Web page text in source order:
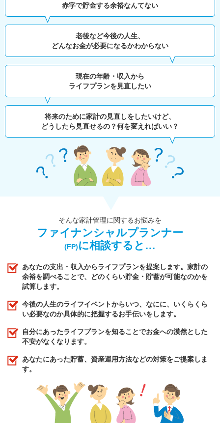
赤字で貯金する余裕なんてない
老後など今後の人生、
どんなお金が必要になるかわからない
現在の年齢・収入から
ライフプランを見直したい
将来のために家計の見直しをしたいけど、
どうしたら見直せるの？何を変えればいい？
そんな家計管理に関するお悩みを
ファイナンシャルプランナー
(FP)に相談すると…
あなたの支出・収入からライフプランを提案します。家計の
余裕を調べることで、どのくらい貯金・貯蓄が可能なのかを
試算します。
今後の人生のライフイベントからいつ、なにに、いくらくら
い必要なのか具体的に把握するお手伝いをします。
自分にあったライフプランを知ることでお金への漠然とした
不安がなくなります。
あなたにあった貯蓄、資産運用方法などの対策をご提案しま
す。